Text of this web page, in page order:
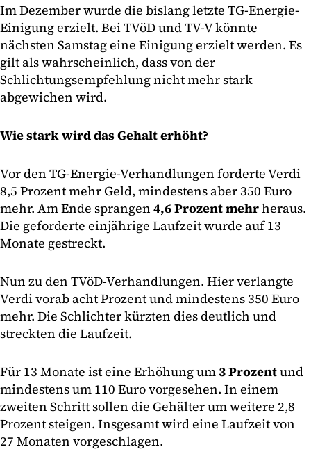
Im Dezember wurde die bislang letzte TG-Energie-
Einigung erzielt. Bei TVöD und TV-V könnte
nächsten Samstag eine Einigung erzielt werden. Es
gilt als wahrscheinlich, dass von der
Schlichtungsempfehlung nicht mehr stark
abgewichen wird.
Wie stark wird das Gehalt erhöht?
Vor den TG-Energie-Verhandlungen forderte Verdi
8,5 Prozent mehr Geld, mindestens aber 350 Euro
mehr. Am Ende sprangen 4,6 Prozent mehrheraus.
Die geforderte einjährige Laufzeit wurde auf 13
Monate gestreckt.
Nun zu den TVöD-Verhandlungen. Hier verlangte
Verdi vorab acht Prozent und mindestens 350 Euro
mehr. Die Schlichter kürzten dies deutlich und
streckten die Laufzeit.
Für 13 Monate ist eine Erhöhung um3 Prozentund
mindestens um 110 Euro vorgesehen. In einem
zweiten Schritt sollen die Gehälter um weitere 2,8
Prozent steigen. Insgesamt wird eine Laufzeit von
27 Monaten vorgeschlagen.